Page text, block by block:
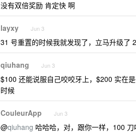
没有双倍奖励 肯定快 啊
layxy Jun 3
31 号重置的时候我就发现了，立马升级了
qiuhang Jun 3
$100 还能说服自己咬咬牙上，$200 实在
时候
CouleurApp Jun 3
@qiuhang 哈哈哈，对，跟你一样，100